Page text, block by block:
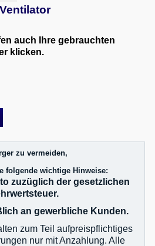
Ventilator
auch Ihre gebrauchten
klicken.
zu vermeiden,
folgende wichtige Hinweise:
zuzüglich der gesetzlichen
an gewerbliche Kunden.
zum Teil aufpreispflichtiges
nur mit Anzahlung. Alle